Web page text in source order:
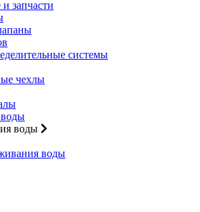
запчасти
системы
чехлы
воды
воды
воды